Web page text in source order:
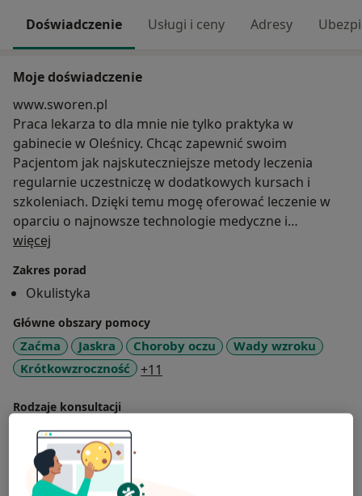
Doświadczenie Usługi i ceny Adresy
Moje doświadczenie
www.sworen.pl
Praca lekarza to dla mnie nie tylko praktyka w
gabinecie w Oleśnicy. Chcąc zapewnić swoim
Pacjentom jak najskuteczniejsze metody leczenia
regularnie uczestniczę w dodatkowych kursach i
szkoleniach. Dzięki temu mogę oferować leczenie w
oparciu o najnowsze technologie medyczne i
farmaceutyczne. Pracuję na wysokiej klasy sprzęcie
biomikroskopie Slit Lamp, Volk supefield, tonometrze
Shiotza. Pozwala to wykryć zmiany w przednim i
tylnym odcinku oka, początkową zaćmę, jaskrę,
zmiany w przebiegu nadciśnienia tętniczego i cukrzycy
oraz innych schorzeń.
Zapraszam do gabinetu oraz na moją stronę
więcej
Zakres porad
Okulistyka
Główne obszary pomocy
Zaćma Jaskra Choroby oczu
Wady wzroku
Krótkowzroczność
+11
Rodzaje konsultacji
StacjonarneZobacz lokalizacje (3)
Zdjęcia i filmy